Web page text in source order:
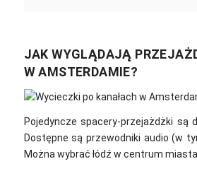
JAK WYGLĄDAJĄ
W AMSTERDAMIE?
Pojedyncze spacery-przejażdżki są
Dostępne są przewodniki audio (w
Można wybrać łódź w centrum